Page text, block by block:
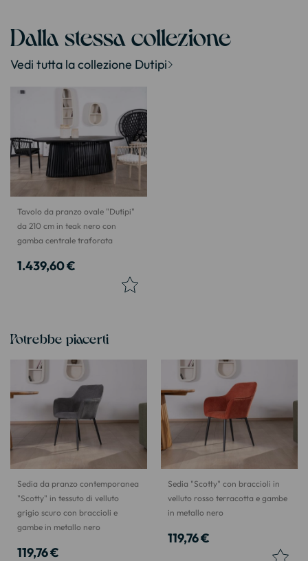
Dalla stessa collezione
Vedi tutta la collezione Dutipi
Tavolo da pranzo ovale "Dutipi"
da 210 cm in teak nero con
gamba centrale traforata
1.439,60 €
Potrebbe piacerti
Sedia da pranzo contemporanea
"Scotty" in tessuto di velluto
grigio scuro con braccioli e
gambe in metallo nero
119,76 €
Sedia "Scotty" con braccioli in
velluto rosso terracotta e gambe
in metallo nero
119,76 €